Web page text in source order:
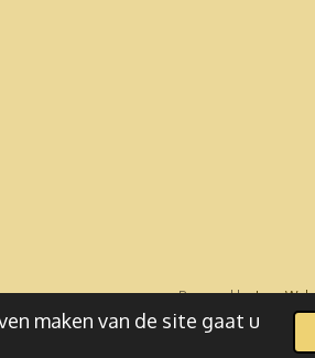
maken van de site gaat u
Powered byJouwWeb